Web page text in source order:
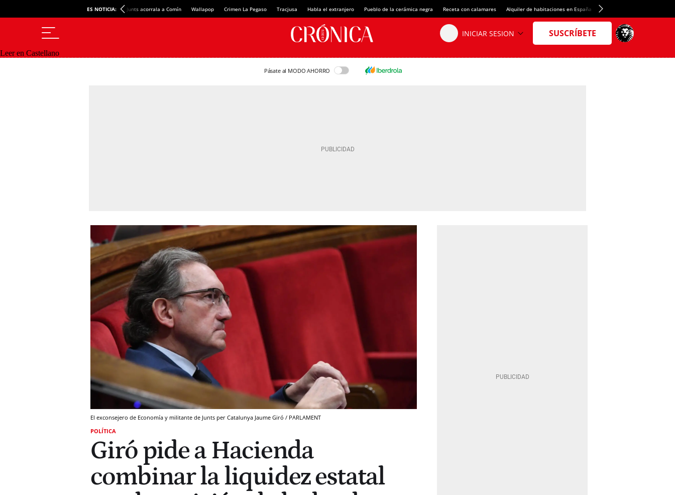
ES NOTICIA: Junts acorrala a Comín Wallapop Crimen La Pegaso Tracjusa Habla el extranjero Pueblo de la cerámica negra Receta con calamares Alquiler de habitaciones en España Crédito del Spotify Camp Nou
Leer en Castellano
Pásate al MODO AHORRO
El exconsejero de Economía y militante de Junts per Catalunya Jaume Giró / PARLAMENT
POLÍTICA
Giró pide a Hacienda
combinar la liquidez estatal